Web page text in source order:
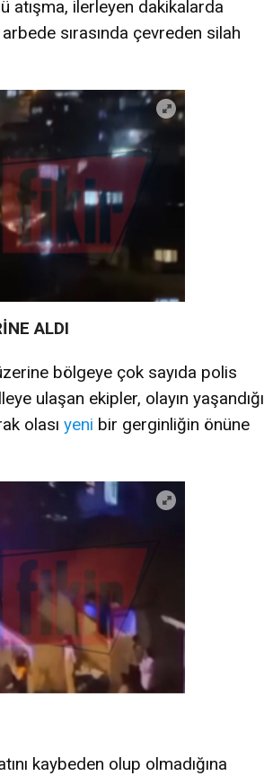
atışma, ilerleyen dakikalarda
sırasında çevreden silah
ALDI
bölgeye çok sayıda polis
ulaşan ekipler, olayın yaşandığı
olası yeni bir gerginliğin önüne
kaybeden olup olmadığına